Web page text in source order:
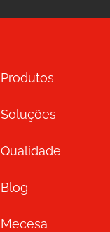
Produtos
Soluções
Qualidade
Blog
Mecesa